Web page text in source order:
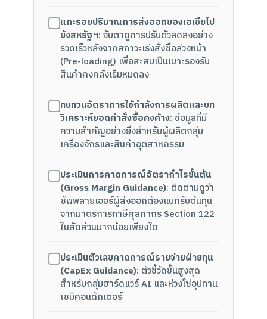
แกะรอยปริมาณการส่งออกของเอเชียไป
ยังสหรัฐฯ: จับตาดูการปรับตัวลดลงอย่าง
รวดเร็วหลังจากสภาวะเร่งสั่งซื้อล่วงหน้า
(Pre-loading) เพื่อสะสมเป็นเบาะรองรับ
สินค้าคงคลังเริ่มหมดลง
ทบทวนอัตราการใช้กำลังการผลิตและบท
วิเคราะห์ยอดคำสั่งซื้อคงค้าง: ข้อมูลที่มี
ความสำคัญอย่างยิ่งสำหรับผู้ผลิตกลุ่ม
เครื่องจักรและสินค้าอุตสาหกรรม
ประเมินการคาดการณ์อัตรากำไรขั้นต้น
(Gross Margin Guidance): ติดตามดูว่า
ซัพพลายเออร์ผู้ส่งออกต้องแบกรับต้นทุน
จากมาตรการภาษีศุลกากร Section 122
ในสัดส่วนมากน้อยเพียงใด
ประเมินตัวเลขคาดการณ์รายจ่ายฝ่ายทุน
(CapEx Guidance): ตัวชี้วัดขั้นสูงสุด
สำหรับกลุ่มฮาร์ดแวร์ AI และห่วงโซ่อุปทาน
เซมิคอนดักเตอร์